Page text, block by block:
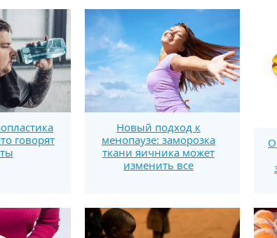
говорят
Новый подход к
менопаузе: заморозка
ткани яичника может
изменить все